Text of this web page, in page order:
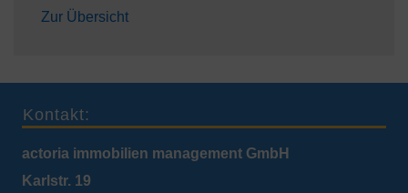
Zur Übersicht
Kontakt:
actoria immobilien management GmbH
Karlstr. 19